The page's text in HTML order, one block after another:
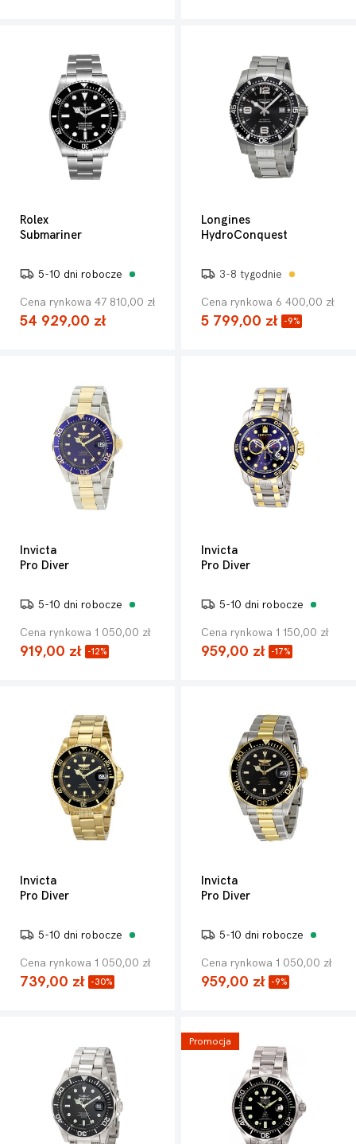
Rolex
Submariner
5-10 dni robocze
Cena rynkowa 47 810,00 zł
54 929,00 zł
Longines
HydroConquest
3-8 tygodnie
Cena rynkowa 6 400,00 zł
5 799,00 zł -9%
Invicta
Pro Diver
5-10 dni robocze
Cena rynkowa 1 050,00 zł
919,00 zł -12%
Invicta
Pro Diver
5-10 dni robocze
Cena rynkowa 1 150,00 zł
959,00 zł -17%
Invicta
Pro Diver
5-10 dni robocze
Cena rynkowa 1 050,00 zł
739,00 zł -30%
Invicta
Pro Diver
5-10 dni robocze
Cena rynkowa 1 050,00 zł
959,00 zł -9%
Promocja